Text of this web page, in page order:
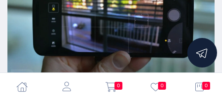
Содержание:
0 0 0